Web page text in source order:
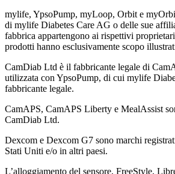
mylife, YpsoPump, myLoop, Orbit e
di mylife Diabetes Care AG o delle sue
fabbrica appartengono ai rispettivi
prodotti hanno esclusivamente scopo
CamDiab Ltd è il fabbricante legale di
utilizzata con YpsoPump, di cui mylife
fabbricante legale.
CamAPS, CamAPS Liberty e MealAssist
CamDiab Ltd.
Dexcom e Dexcom G7 sono marchi
Stati Uniti e/o in altri paesi.
L’alloggiamento del sensore, FreeStyle,